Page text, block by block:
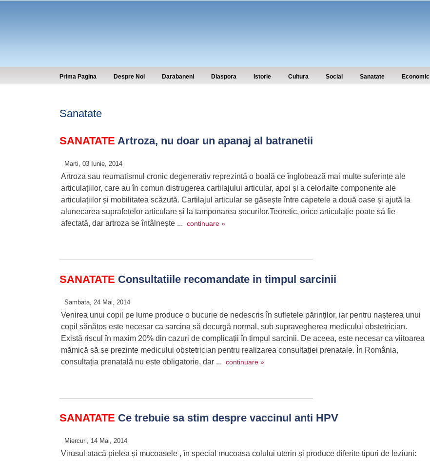
Prima Pagina Despre Noi Darabaneni Diaspora Istorie Cultura Social Sanatate Economic
Sanatate
SANATATE Artroza, nu doar un apanaj al batranetii
Marti, 03 Iunie, 2014
Artroza sau reumatismul cronic degenerativ reprezintă o boală ce înglobează mai multe suferințe ale
articulațiilor, care au în comun distrugerea cartilajului articular, apoi și a celorlalte componente ale
articulațiilor și mobilitatea scăzută. Cartilajul articular se găsește între capetele a două oase și ajută la
alunecarea suprafețelor articulare și la tamponarea șocurilor.Teoretic, orice articulație poate să fie
afectată, dar artroza se întâlnește ... continuare »
SANATATE Consultatiile recomandate in timpul sarcinii
Sambata, 24 Mai, 2014
Venirea unui copil pe lume produce o bucurie de nedescris în sufletele părinților, iar pentru nașterea unui
copil sănătos este necesar ca sarcina să decurgă normal, sub supravegherea medicului obstetrician.
Există riscul în maxim 20% din cazuri de complicații în timpul sarcinii. De aceea, este necesar ca viitoarea
mămică să se prezinte medicului obstetrician pentru realizarea consultației prenatale. În România,
consultația prenatală nu este obligatorie, dar ... continuare »
SANATATE Ce trebuie sa stim despre vaccinul anti HPV
Miercuri, 14 Mai, 2014
Virusul atacă pielea și mucoasele , în special mucoasa colului uterin și produce diferite tipuri de leziuni: